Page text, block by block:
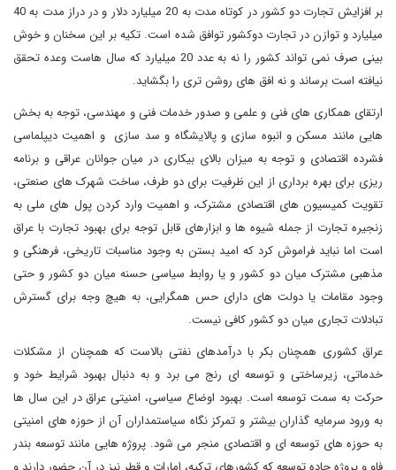
بر افزایش تجارت دو کشور در کوتاه مدت به 20 میلیارد دلار و در دراز مدت به 40
میلیارد و توازن در تجارت دوکشور توافق شده است. تکیه بر این سخنان و خوش
بینی صرف نمی تواند کشور را نه به عدد 20 میلیارد که سال هاست وعده تحقق
نیافته است برساند و نه افق های روشن تری را بگشاید.
ارتقای همکاری های فنی و علمی و صدور خدمات فنی و مهندسی، توجه به بخش
هایی مانند مسکن و انبوه سازی و پالایشگاه و سد سازی و اهمیت دیپلماسی
فشرده اقتصادی و توجه به میزان بالای بیکاری در میان جوانان عراقی و برنامه
ریزی برای بهره برداری از این ظرفیت برای دو طرف، ساخت شهرک های صنعتی،
تقویت کمیسیون های اقتصادی مشترک، و اهمیت وارد کردن پول های ملی به
زنجیره تجارت از جمله شیوه ها و ابزارهای قابل توجه برای بهبود تجارت با عراق
است اما نباید فراموش کرد که امید بستن به وجود مناسبات تاریخی، فرهنگی و
مذهبی مشترک میان دو کشور و یا روابط سیاسی حسنه میان دو کشور و حتی
وجود مقامات یا دولت های دارای حس همگرایی، به هیچ وجه برای گسترش
تبادلات تجاری میان دو کشور کافی نیست.
عراق کشوری همچنان بکر با درآمدهای نفتی بالاست که همچنان از مشکلات
خدماتی، زیرساختی و توسعه ای رنج می برد و به دنبال بهبود شرایط خود و
حرکت به سمت توسعه است. بهبود اوضاع سیاسی، امنیتی عراق در این سال ها
به ورود سرمایه گذاران بیشتر و تمرکز نگاه سیاستمداران آن از حوزه های امنیتی
به حوزه های توسعه ای و اقتصادی منجر می شود. پروژه هایی مانند توسعه بندر